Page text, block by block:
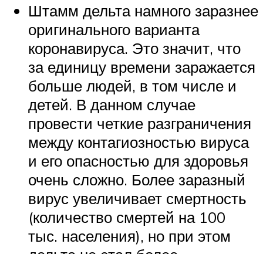
Штамм дельта намного заразнее
оригинального варианта
коронавируса. Это значит, что
за единицу времени заражается
больше людей, в том числе и
детей. В данном случае
провести четкие разграничения
между контагиозностью вируса
и его опасностью для здоровья
очень сложно. Более заразный
вирус увеличивает смертность
(количество смертей на 100
тыс. населения), но при этом